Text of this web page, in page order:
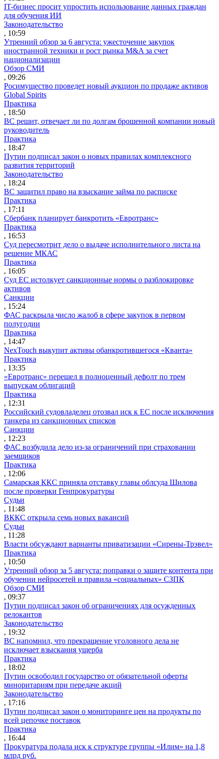
IT-бизнес просит упростить использование данных граждан
для обучения ИИ
Законодательство
, 10:59
Утренний обзор за 6 августа: ужесточение закупок
иностранной техники и рост рынка M&A за счет
национализации
Обзор СМИ
, 09:26
Росимущество проведет новый аукцион по продаже активов
Global Spirits
Практика
, 18:50
ВС решит, отвечает ли по долгам брошенной компании новый
руководитель
Практика
, 18:47
Путин подписал закон о новых правилах комплексного
развития территорий
Законодательство
, 18:24
ВС защитил право на взыскание займа по расписке
Практика
, 17:11
Сбербанк планирует банкротить «Евротранс»
Практика
, 16:53
Суд пересмотрит дело о выдаче исполнительного листа на
решение МКАС
Практика
, 16:05
Суд ЕС истолкует санкционные нормы о разблокировке
активов
Санкции
, 15:24
ФАС раскрыла число жалоб в сфере закупок в первом
полугодии
Практика
, 14:47
NexTouch выкупит активы обанкротившегося «Кванта»
Практика
, 13:35
«Евротранс» перешел в полноценный дефолт по трем
выпускам облигаций
Практика
, 12:31
Российский судовладелец отозвал иск к ЕС после исключения
танкера из санкционных списков
Санкции
, 12:23
ФАС возбудила дело из-за ограничений при страховании
заемщиков
Практика
, 12:06
Самарская ККС приняла отставку главы облсуда Шилова
после проверки Генпрокуратуры
Судьи
, 11:48
ВККС открыла семь новых вакансий
Судьи
, 11:28
Власти обсуждают варианты приватизации «Сирены-Трэвел»
Практика
, 10:50
Утренний обзор за 5 августа: поправки о защите контента при
обучении нейросетей и правила «социальных» СЗПК
Обзор СМИ
, 09:37
Путин подписал закон об ограничениях для осужденных
релокантов
Законодательство
, 19:32
ВС напомнил, что прекращение уголовного дела не
исключает взыскания ущерба
Практика
, 18:02
Путин освободил государство от обязательной оферты
миноритариям при передаче акций
Законодательство
, 17:16
Путин подписал закон о мониторинге цен на продукты по
всей цепочке поставок
Практика
, 16:44
Прокуратура подала иск к структуре группы «Илим» на 1,8
млрд руб.